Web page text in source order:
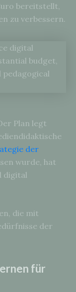
bereitstellt,
zu verbessern.
Plan legt
der
wurde, hat
digital
die mit
der
für